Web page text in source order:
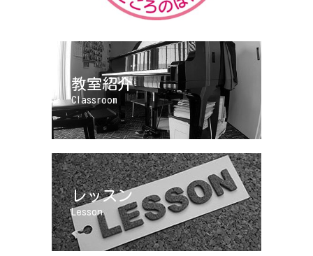
教室紹介
Classroom
レッスン
Lesson